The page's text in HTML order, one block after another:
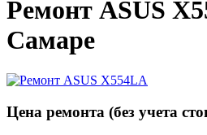
Ремонт ASUS
Самаре
Цена ремонта (без учета